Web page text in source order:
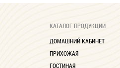
КАТАЛОГ ПРОДУКЦИИ
ДОМАШНИЙ КАБИНЕТ
ПРИХОЖАЯ
ГОСТИНАЯ